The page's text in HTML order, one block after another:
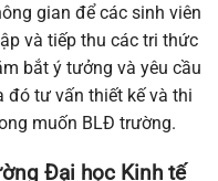
gian để các sinh viên
và tiếp thu các tri thức
bắt ý tưởng và yêu cầu
đó tư vấn thiết kế và thi
muốn BLĐ trường.
Đại học Kinh tế